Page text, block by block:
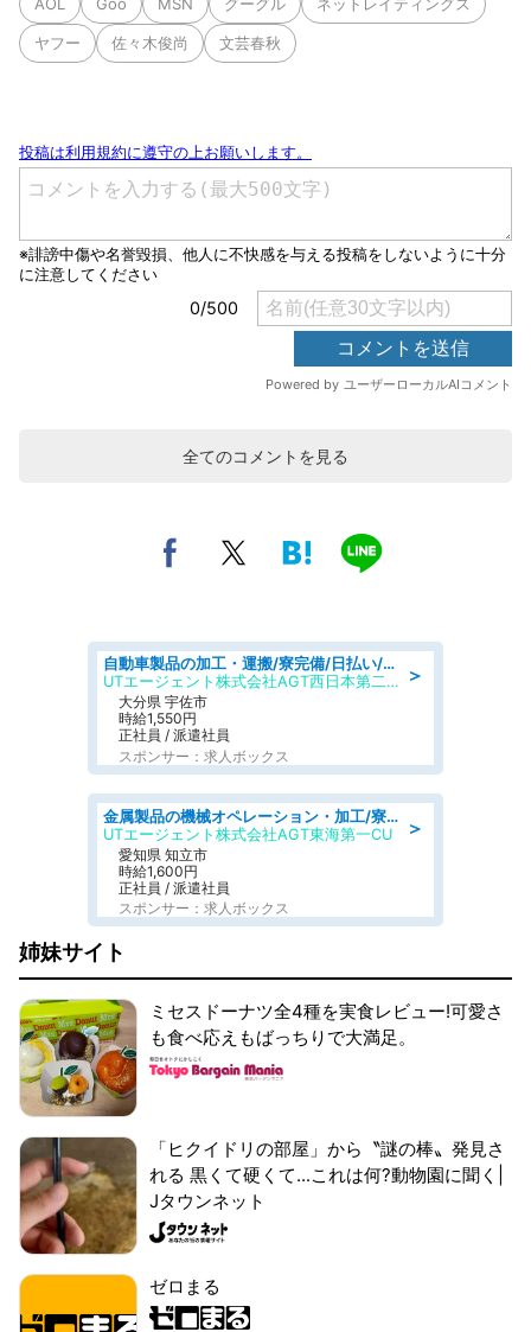
ヤフー 佐々木俊尚 文芸春秋
全てのコメントを見る
＞
自動車製品の加工・運搬/寮完備/日払い/工場・製造
UTエージェント株式会社AGT西日本第二CU
大分県 宇佐市
時給1,550円
正社員 / 派遣社員
スポンサー：求人ボックス
＞
金属製品の機械オペレーション・加工/寮完備/日払い/工場・製造
UTエージェント株式会社AGT東海第一CU
愛知県 知立市
時給1,600円
正社員 / 派遣社員
スポンサー：求人ボックス
姉妹サイト
ミセスドーナツ全4種を実食レビュー!可愛さ
も食べ応えもばっちりで大満足。
「ヒクイドリの部屋」から〝謎の棒〟発見さ
れる 黒くて硬くて...これは何?動物園に聞く|
Jタウンネット
ゼロまる